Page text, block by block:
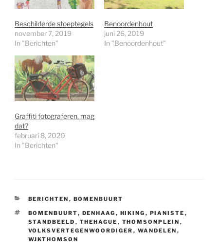
Beschilderde stoeptegels
november 7, 2019
In "Berichten"
Benoordenhout
juni 26, 2019
In "Benoordenhout"
Graffiti fotograferen, mag
dat?
februari 8, 2020
In "Berichten"
CATEGORIEËN
BERICHTEN , BOMENBUURT
TAGS
BOMENBUURT, DENHAAG , HIKING , PIANISTE ,
STANDBEELD , THEHAGUE , THOMSONPLEIN ,
VOLKSVERTEGENWOORDIGER , WANDELEN ,
WJKTHOMSON